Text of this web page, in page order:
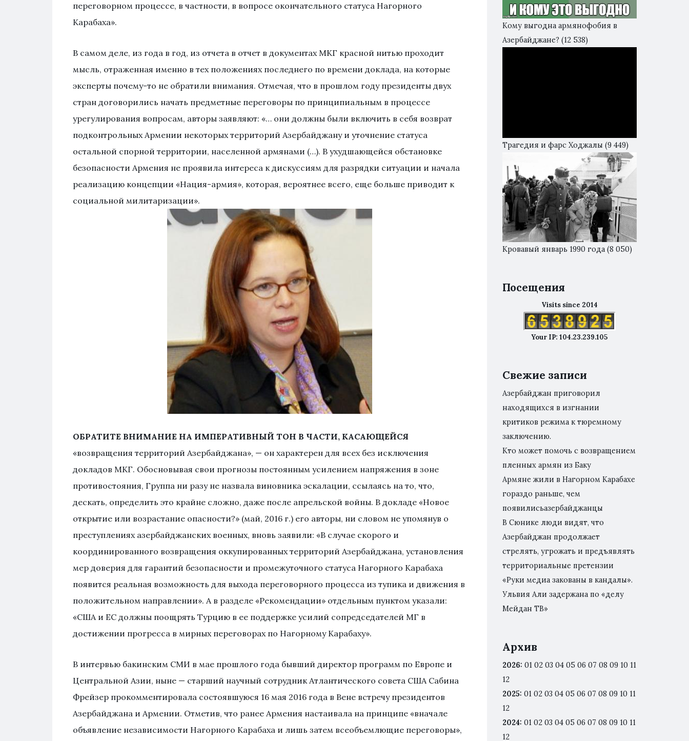
переговорном процессе, в частности, в вопросе окончательного статуса Нагорного
Карабаха».
В самом деле, из года в год, из отчета в отчет в документах МКГ красной нитью проходит
мысль, отраженная именно в тех положениях последнего по времени доклада, на которые
эксперты почему-то не обратили внимания. Отмечая, что в прошлом году президенты двух
стран договорились начать предметные переговоры по принципиальным в процессе
урегулирования вопросам, авторы заявляют: «… они должны были включить в себя возврат
подконтрольных Армении некоторых территорий Азербайджану и уточнение статуса
остальной спорной территории, населенной армянами (…). В ухудшающейся обстановке
безопасности Армения не проявила интереса к дискуссиям для разрядки ситуации и начала
реализацию концепции «Нация-армия», которая, вероятнее всего, еще больше приводит к
социальной милитаризации».
ОБРАТИТЕ ВНИМАНИЕ НА ИМПЕРАТИВНЫЙ ТОН В ЧАСТИ, КАСАЮЩЕЙСЯ
«возвращения территорий Азербайджана», — он характерен для всех без исключения
докладов МКГ. Обосновывая свои прогнозы постоянным усилением напряжения в зоне
противостояния, Группа ни разу не назвала виновника эскалации, ссылаясь на то, что,
дескать, определить это крайне сложно, даже после апрельской войны. В докладе «Новое
открытие или возрастание опасности?» (май, 2016 г.) его авторы, ни словом не упомянув о
преступлениях азербайджанских военных, вновь заявили: «В случае скорого и
координированного возвращения оккупированных территорий Азербайджана, установления
мер доверия для гарантий безопасности и промежуточного статуса Нагорного Карабаха
появится реальная возможность для выхода переговорного процесса из тупика и движения в
положительном направлении». А в разделе «Рекомендации» отдельным пунктом указали:
«США и ЕС должны поощрять Турцию в ее поддержке усилий сопредседателей МГ в
достижении прогресса в мирных переговорах по Нагорному Карабаху».
В интервью бакинским СМИ в мае прошлого года бывший директор программ по Европе и
Центральной Азии, ныне — старший научный сотрудник Атлантического совета США Сабина
Фрейзер прокомментировала состоявшуюся 16 мая 2016 года в Вене встречу президентов
Азербайджана и Армении. Отметив, что ранее Армения настаивала на принципе «вначале
объявление независимости Нагорного Карабаха и лишь затем всеобъемлющие переговоры»,
Кому выгодна армянофобия в
Азербайджане? (12 538)
Трагедия и фарс Ходжалы (9 449)
Кровавый январь 1990 года (8 050)
Посещения
Visits since 2014
Your IP: 104.23.239.105
Свежие записи
Азербайджан приговорил
находящихся в изгнании
критиков режима к тюремному
заключению.
Кто может помочь с возвращением
пленных армян из Баку
Армяне жили в Нагорном Карабахе
гораздо раньше, чем
появилисьазербайджанцы
В Сюнике люди видят, что
Азербайджан продолжает
стрелять, угрожать и предъявлять
территориальные претензии
«Руки медиа закованы в кандалы».
Ульвия Али задержана по «делу
Мейдан ТВ»
Архив
2026: 01 02 03 04 05 06 07 08 09 10 11
12
2025: 01 02 03 04 05 06 07 08 09 10 11
12
2024: 01 02 03 04 05 06 07 08 09 10 11
12